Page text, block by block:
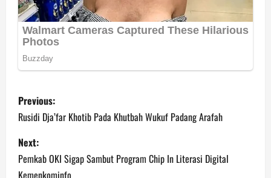
P
o
s
t
Previous:
Rusidi Dja’far Khotib Pada Khutbah Wukuf Padang Arafah
Next:
Pemkab OKI Sigap Sambut Program Chip In Literasi Digital
Kemenkominfo